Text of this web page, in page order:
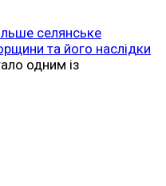
селянське
та його наслідки
одним із